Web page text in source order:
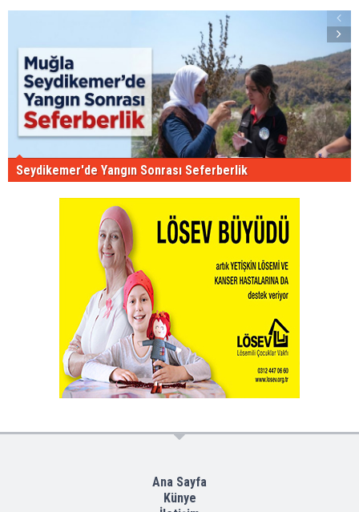
Seydikemer'de Yangın Sonrası Seferberlik
Ana Sayfa
Künye